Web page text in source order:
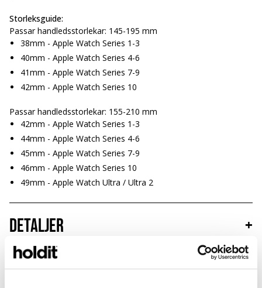
Storleksguide:
Passar handledsstorlekar: 145-195 mm
38mm - Apple Watch Series 1-3
40mm - Apple Watch Series 4-6
41mm - Apple Watch Series 7-9
42mm - Apple Watch Series 10
Passar handledsstorlekar: 155-210 mm
42mm - Apple Watch Series 1-3
44mm - Apple Watch Series 4-6
45mm - Apple Watch Series 7-9
46mm - Apple Watch Series 10
49mm - Apple Watch Ultra / Ultra 2
Detaljer +
Hållbarhet +